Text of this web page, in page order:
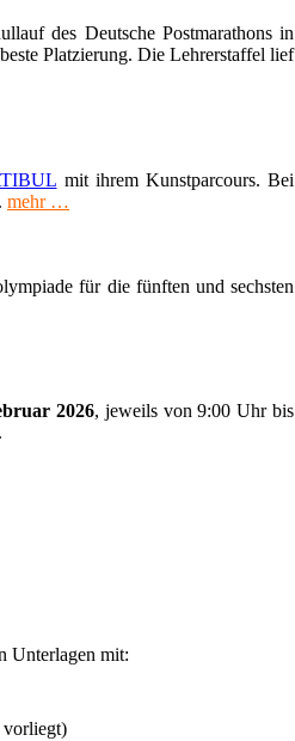
des Deutsche Postmarathons in
Platzierung. Die Lehrerstaffel lief
mit ihrem Kunstparcours. Bei
mehr …
für die fünften und sechsten
2026, jeweils von 9:00 Uhr bis
.
Unterlagen mit:
vorliegt)